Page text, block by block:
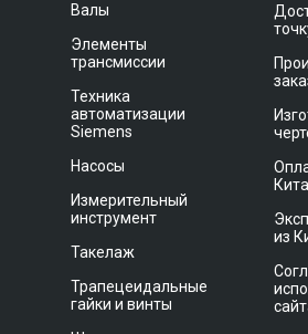
Валы
Элементы
трансмиссии
Техника
автоматизации
Siemens
Насосы
Измерительный
инструмент
Такелаж
Трапецеидальные
гайки и винты
из